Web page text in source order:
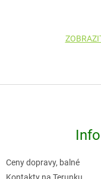
Ceny dopravy, balné
Kontakty na Terunku